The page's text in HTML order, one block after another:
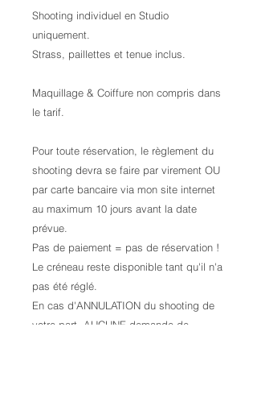
Shooting individuel en Studio
uniquement.
Strass, paillettes et tenue inclus.
Maquillage & Coiffure non compris dans
le tarif.
Pour toute réservation, le règlement du
shooting devra se faire par virement OU
par carte bancaire via mon site internet
au maximum 10 jours avant la date
prévue.
Pas de paiement = pas de réservation !
Le créneau reste disponible tant qu'il n'a
pas été réglé.
En cas d'ANNULATION du shooting de
votre part, AUCUNE demande de